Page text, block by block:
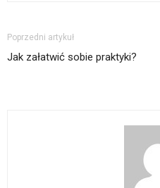
Poprzedni artykuł
Jak załatwić sobie praktyki?